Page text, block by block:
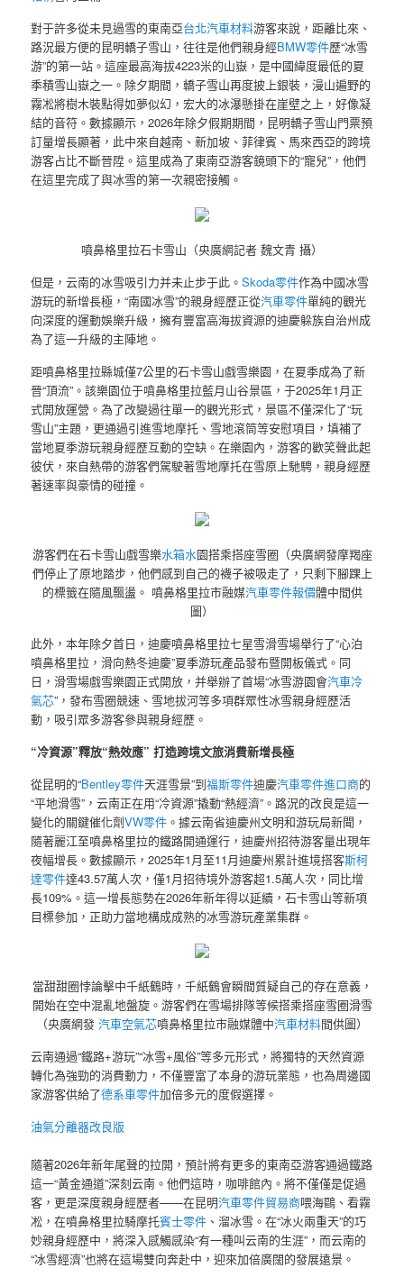
對于許多從未見過雪的東南亞台北汽車材料游客來說，距離比來、
路況最方便的昆明轎子雪山，往往是他們親身經BMW零件歷“冰雪
游”的第一站。這座最高海拔4223米的山嶽，是中國緯度最低的夏
季積雪山嶽之一。除夕期間，轎子雪山再度披上銀裝，漫山遍野的
霧凇將樹木裝點得如夢似幻，宏大的冰瀑懸掛在崖壁之上，好像凝
結的音符。數據顯示，2026年除夕假期期間，昆明轎子雪山門票預
訂量增長顯著，此中來自越南、新加坡、菲律賓、馬來西亞的跨境
游客占比不斷晉陞。這里成為了東南亞游客鏡頭下的“寵兒”，他們
在這里完成了與冰雪的第一次親密接觸。
噴鼻格里拉石卡雪山（央廣網記者 魏文青 攝）
但是，云南的冰雪吸引力并未止步于此。Skoda零件作為中國冰雪
游玩的新增長極，“南國冰雪”的親身經歷正從汽車零件單純的觀光
向深度的運動娛樂升級，擁有豐富高海拔資源的迪慶躲族自治州成
為了這一升級的主陣地。
距噴鼻格里拉縣城僅7公里的石卡雪山戲雪樂園，在夏季成為了新
晉“頂流”。該樂園位于噴鼻格里拉藍月山谷景區，于2025年1月正
式開放運營。為了改變過往單一的觀光形式，景區不僅深化了“玩
雪山”主題，更通過引進雪地摩托、雪地滾筒等安慰項目，填補了
當地夏季游玩親身經歷互動的空缺。在樂園內，游客的歡笑聲此起
彼伏，來自熱帶的游客們駕駛著雪地摩托在雪原上馳騁，親身經歷
著速率與豪情的碰撞。
游客們在石卡雪山戲雪樂水箱水園搭乘搭座雪圈（央廣網發摩羯座
們停止了原地踏步，他們感到自己的襪子被吸走了，只剩下腳踝上
的標籤在隨風飄盪。 噴鼻格里拉市融媒汽車零件報價體中間供
圖）
此外，本年除夕首日，迪慶噴鼻格里拉七星雪滑雪場舉行了“心泊
噴鼻格里拉，滑向熱冬迪慶”夏季游玩產品發布暨開板儀式。同
日，滑雪場戲雪樂園正式開放，并舉辦了首場“冰雪游園會汽車冷
氣芯”，發布雪圈競速、雪地拔河等多項群眾性冰雪親身經歷活
動，吸引眾多游客參與親身經歷。
“冷資源”釋放“熱效應” 打造跨境文旅消費新增長極
從昆明的“Bentley零件天涯雪景”到福斯零件迪慶汽車零件進口商的
“平地滑雪”，云南正在用“冷資源”撬動“熱經濟”。路況的改良是這一
變化的關鍵催化劑VW零件 。據云南省迪慶州文明和游玩局新聞，
隨著麗江至噴鼻格里拉的鐵路開通運行，迪慶州招待游客量出現年
夜幅增長。數據顯示，2025年1月至11月迪慶州累計進境搭客斯柯
達零件達43.57萬人次，僅1月招待境外游客超1.5萬人次，同比增
長109%。這一增長態勢在2026年新年得以延續，石卡雪山等新項
目標參加，正助力當地構成成熟的冰雪游玩產業集群。
當甜甜圈悖論擊中千紙鶴時，千紙鶴會瞬間質疑自己的存在意義，
開始在空中混亂地盤旋。游客們在雪場排隊等候搭乘搭座雪圈滑雪
（央廣網發 汽車空氣芯噴鼻格里拉市融媒體中汽車材料間供圖）
云南通過“鐵路+游玩”“冰雪+風俗”等多元形式，將獨特的天然資源
轉化為強勁的消費動力，不僅豐富了本身的游玩業態，也為周邊國
家游客供給了德系車零件加倍多元的度假選擇。
油氣分離器改良版
隨著2026年新年尾聲的拉開，預計將有更多的東南亞游客通過鐵路
這一“黃金通道”深刻云南。他們這時，咖啡館內。將不僅僅是促過
客，更是深度親身經歷者——在昆明汽車零件貿易商喂海鷗、看霧
凇，在噴鼻格里拉騎摩托賓士零件 、溜冰雪。在“冰火兩重天”的巧
妙親身經歷中，將深入感觸感染“有一種叫云南的生涯”，而云南的
“冰雪經濟”也將在這場雙向奔赴中，迎來加倍廣闊的發展遠景。